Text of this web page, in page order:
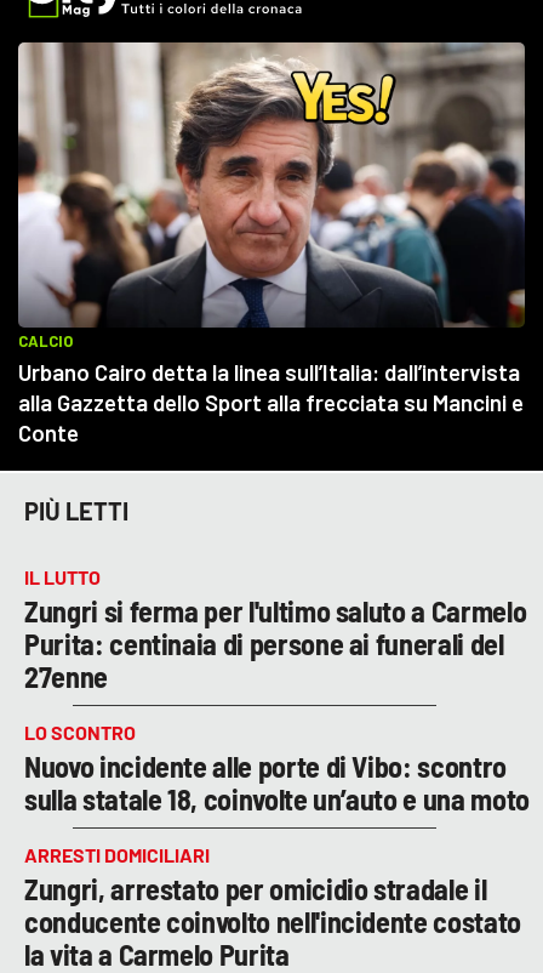
PIÙ LETTI
IL LUTTO
Zungri si ferma per l'ultimo saluto a Carmelo
Purita: centinaia di persone ai funerali del
27enne
LO SCONTRO
Nuovo incidente alle porte di Vibo: scontro
sulla statale 18, coinvolte un’auto e una moto
ARRESTI DOMICILIARI
Zungri, arrestato per omicidio stradale il
conducente coinvolto nell'incidente costato
la vita a Carmelo Purita